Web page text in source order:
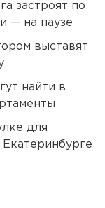
застроят по
— на паузе
выставят
найти в
для